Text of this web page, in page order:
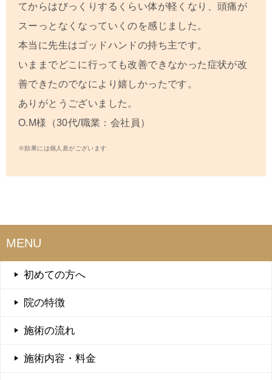
てからはびっくりするくらい体が軽くなり、頭痛が
スーっとなくなっていくのを感じました。
本当に先生はゴッドハンドの持ち主です。
いままでどこに行っても改善できなかった症状が改
善できたのでなにより嬉しかったです。
ありがとうございました。
O.M様（30代/職業：会社員）
※効果には個人差がございます
MENU
初めての方へ
院の特徴
施術の流れ
施術内容・料金